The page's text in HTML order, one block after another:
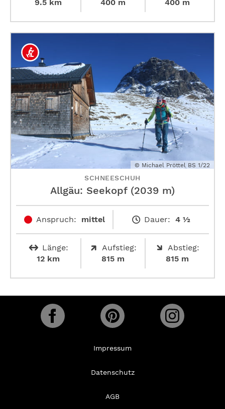
9.5 km
400 m
400 m
© Michael Pröttel BS 1/22
SCHNEESCHUH
Allgäu: Seekopf (2039 m)
Anspruch: mittel Dauer: 4 ½
Länge:
12 km
Aufstieg:
815 m
Abstieg:
815 m
Impressum
Datenschutz
AGB